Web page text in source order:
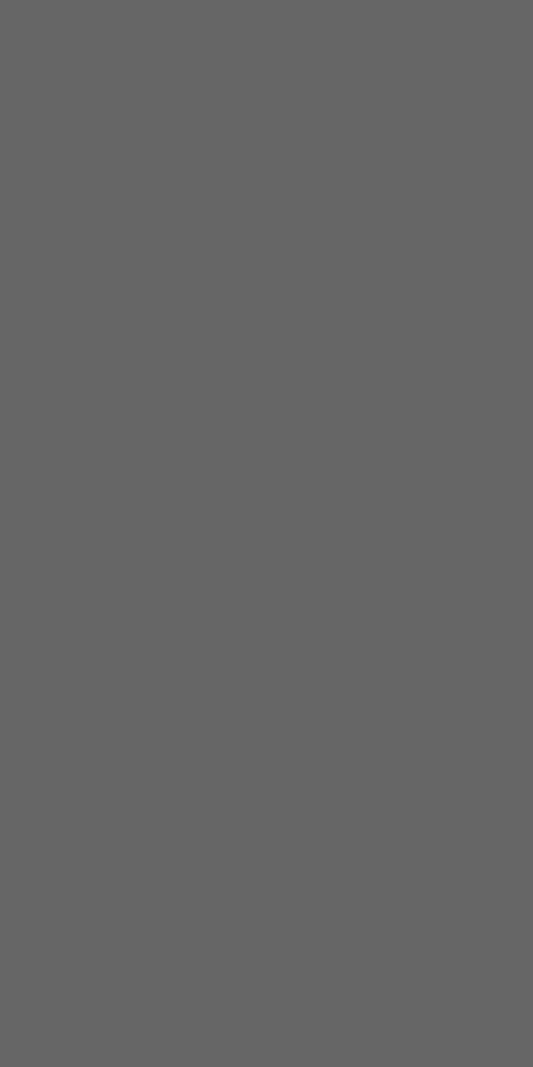
Hier finden Sie eine